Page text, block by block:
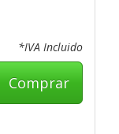
*IVA Incluido
Comprar